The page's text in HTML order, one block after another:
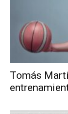
Tomás